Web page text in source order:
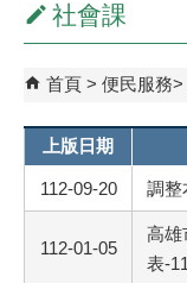
社會課
首頁 便民服務
上版日期
112-09-20 調整
112-01-05
高雄
表-